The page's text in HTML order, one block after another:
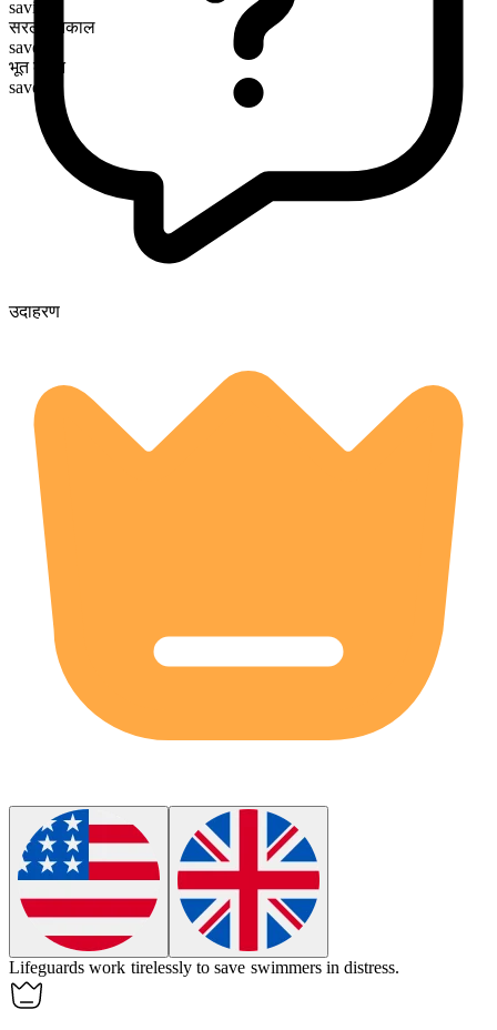
saving
सरल भूतकाल
saved
भूत कृदंत
saved
उदाहरण
Lifeguards work tirelessly tosave swimmers in distress.